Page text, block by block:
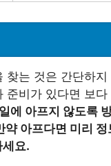
찾는 것은 간단하
준비가 있다면 보
에 아프지 않도록
약 아프다면 미리
요.